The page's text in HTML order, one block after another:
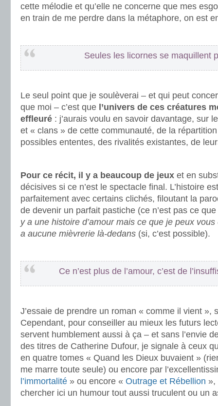
cette mélodie et qu’elle ne concerne que mes
en train de me perdre dans la métaphore, on est
Seules les licornes se maquillent
Le seul point que je soulèverai – et qui peut
que moi – c’est que l’univers de ces créatures
effleuré : j’aurais voulu en savoir davantage, sur
et « clans » de cette communauté, de la
possibles ententes, des rivalités existantes, de
Pour ce récit, il y a beaucoup de jeux et en
décisives si ce n’est le spectacle final. L’histoire
parfaitement avec certains clichés, filoutant la
de devenir un parfait pastiche (ce n’est pas ce
y a une histoire d’amour mais ce que je peux vous
a aucune mièvrerie là-dedans (si, c’est possible).
Ce n’est plus de l’amour, c’est de
J’essaie de prendre un roman « comme il vient »,
Cependant, pour conseiller au mieux les futurs
servent humblement aussi à ça – et sans l’envie
des titres de Catherine Dufour, je signale à ceux
en quatre tomes « Quand les Dieux buvaient »
me marre toute seule) ou encore par
l’immortalité » ou encore « Outrage et Rébellion »,
chercher ici un humour tout aussi truculent ou un